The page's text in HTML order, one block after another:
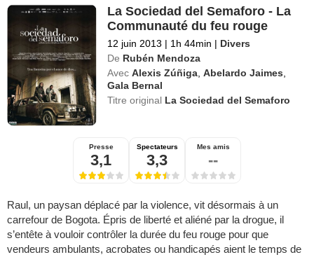
La Sociedad del Semaforo - La
Communauté du feu rouge
12 juin 2013 | 1h 44min | Divers
De Rubén Mendoza
Avec Alexis Zúñiga ,Abelardo Jaimes
Gala Bernal
Titre original La Sociedad del Semaforo
Presse
3,1
Spectateurs
3,3
Mes amis
--
Raul, un paysan déplacé par la violence, vit désormais à un
carrefour de Bogota. Épris de liberté et aliéné par la drogue, il
s’entête à vouloir contrôler la durée du feu rouge pour que
vendeurs ambulants, acrobates ou handicapés aient le temps de